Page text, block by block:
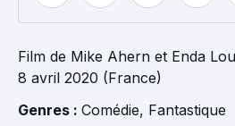
Film de Mike Ahern et Enda
8 avril 2020 (France)
Genres : Comédie, Fantastique